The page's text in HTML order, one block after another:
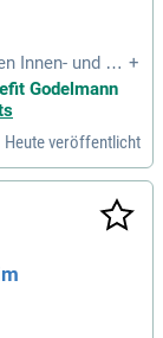
erschafft!
Innen- und Au
Sortiment a
Designelem
+
Godelmann
Heute veröffentlicht